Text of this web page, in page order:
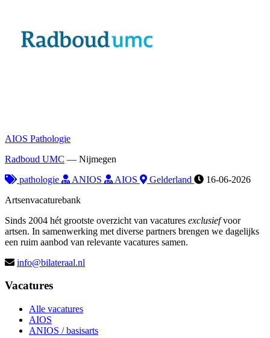
AIOS Pathologie
Radboud UMC — Nijmegen
pathologie
ANIOS AIOS Gelderland
16-06-2026
Artsenvacaturebank
Sinds 2004 hét grootste overzicht van vacatures exclusiefvoor
artsen. In samenwerking met diverse partners brengen we dagelijks
een ruim aanbod van relevante vacatures samen.
info@bilateraal.nl
Vacatures
Alle vacatures
AIOS
ANIOS / basisarts